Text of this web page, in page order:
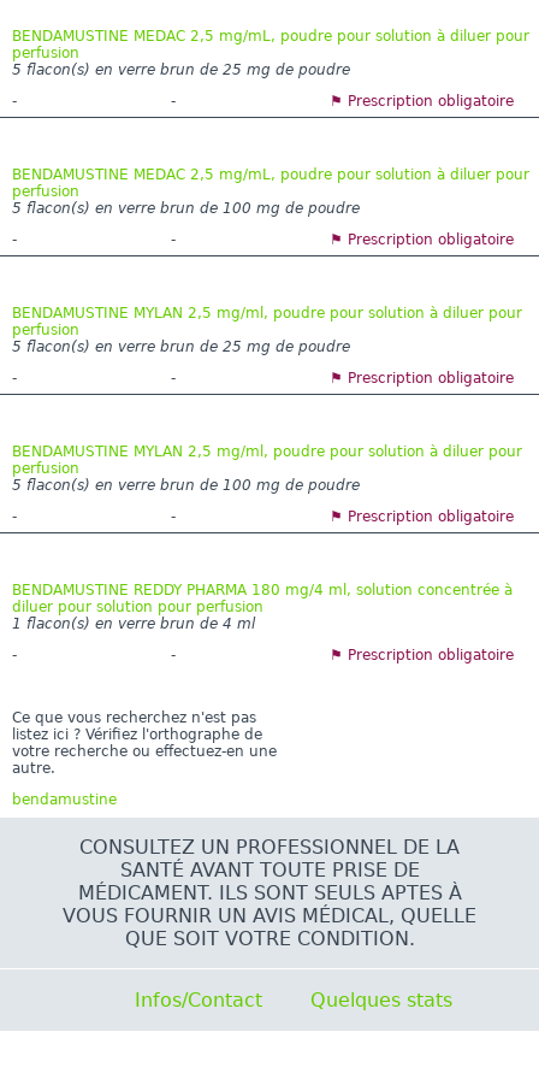
BENDAMUSTINE MEDAC 2,5 mg/mL, poudre pour solution à diluer pour
perfusion
5 flacon(s) en verre brun de 25 mg de poudre
-
- ⚑ Prescription obligatoire
BENDAMUSTINE MEDAC 2,5 mg/mL, poudre pour solution à diluer pour
perfusion
5 flacon(s) en verre brun de 100 mg de poudre
-
- ⚑ Prescription obligatoire
BENDAMUSTINE MYLAN 2,5 mg/ml, poudre pour solution à diluer pour
perfusion
5 flacon(s) en verre brun de 25 mg de poudre
-
- ⚑ Prescription obligatoire
BENDAMUSTINE MYLAN 2,5 mg/ml, poudre pour solution à diluer pour
perfusion
5 flacon(s) en verre brun de 100 mg de poudre
-
- ⚑ Prescription obligatoire
BENDAMUSTINE REDDY PHARMA 180 mg/4 ml, solution concentrée à
diluer pour solution pour perfusion
1 flacon(s) en verre brun de 4 ml
-
- ⚑ Prescription obligatoire
Ce que vous recherchez n'est pas
listez ici ? Vérifiez l'orthographe de
votre recherche ou effectuez-en une
autre.
bendamustine
CONSULTEZ UN PROFESSIONNEL DE LA
SANTÉ AVANT TOUTE PRISE DE
MÉDICAMENT. ILS SONT SEULS APTES À
VOUS FOURNIR UN AVIS MÉDICAL, QUELLE
QUE SOIT VOTRE CONDITION.
Infos/Contact Quelques stats